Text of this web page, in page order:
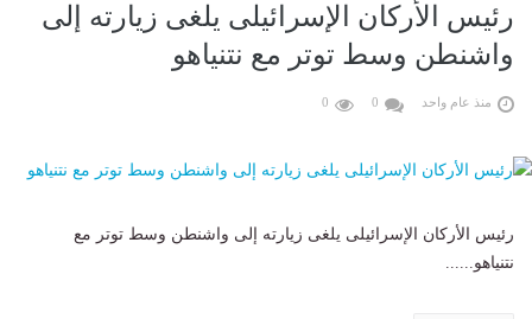
رئيس الأركان الإسرائيلى يلغى زيارته إلى
واشنطن وسط توتر مع نتنياهو
منذ عام واحد 0
0
رئيس الأركان الإسرائيلى يلغى زيارته إلى واشنطن وسط توتر مع
نتنياهو......